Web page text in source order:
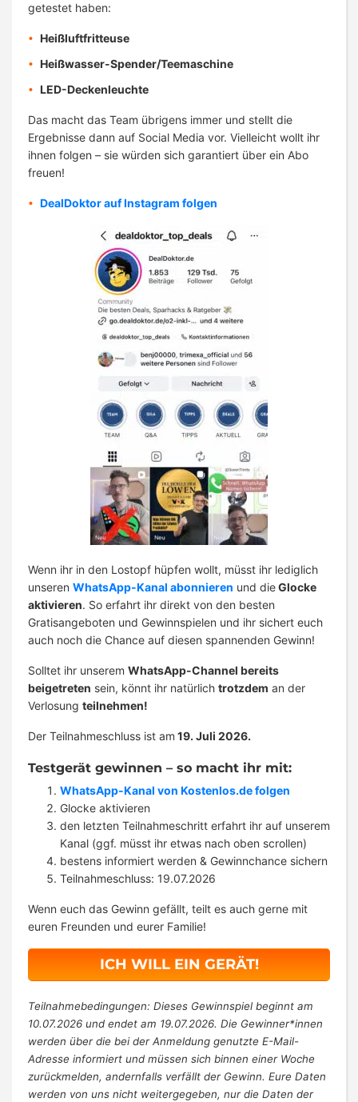
getestet haben:
Heißluftfritteuse
Heißwasser-Spender/Teemaschine
LED-Deckenleuchte
Das macht das Team übrigens immer und stellt die
Ergebnisse dann auf Social Media vor. Vielleicht wollt ihr
ihnen folgen – sie würden sich garantiert über ein Abo
freuen!
DealDoktor auf Instagram folgen
Wenn ihr in den Lostopf hüpfen wollt, müsst ihr lediglich
unseren WhatsApp-Kanal abonnieren und dieGlocke
aktivieren. So erfahrt ihr direkt von den besten
Gratisangeboten und Gewinnspielen und ihr sichert euch
auch noch die Chance auf diesen spannenden Gewinn!
Solltet ihr unserem WhatsApp-Channel bereits
beigetreten sein, könnt ihr natürlich trotzdem an der
Verlosung teilnehmen!
Der Teilnahmeschluss ist am 19. Juli 2026.
Testgerät gewinnen – so macht ihr mit:
WhatsApp-Kanal von Kostenlos.de folgen
Glocke aktivieren
den letzten Teilnahmeschritt erfahrt ihr auf unserem
Kanal (ggf. müsst ihr etwas nach oben scrollen)
bestens informiert werden & Gewinnchance sichern
Teilnahmeschluss: 19.07.2026
Wenn euch das Gewinn gefällt, teilt es auch gerne mit
euren Freunden und eurer Familie!
ICH WILL EIN GERÄT!
Teilnahmebedingungen: Dieses Gewinnspiel beginnt am
10.07.2026 und endet am 19.07.2026. Die Gewinner*innen
werden über die bei der Anmeldung genutzte E-Mail-
Adresse informiert und müssen sich binnen einer Woche
zurückmelden, andernfalls verfällt der Gewinn. Eure Daten
werden von uns nicht weitergegeben, nur die Daten der